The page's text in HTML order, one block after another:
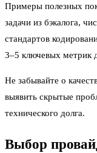
Примеры полезных
задачи из бэкалога,
стандартов
3–5 ключевых метрик
Не забывайте о
выявить скрытые
технического долга.
Выбор